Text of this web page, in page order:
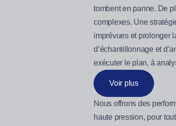
tombent en panne. De
complexes. Une
imprévues et prolonger
d’échantillonnage et
exécuter le plan, à
Voir plus
Nous offrons des
haute pression, pour